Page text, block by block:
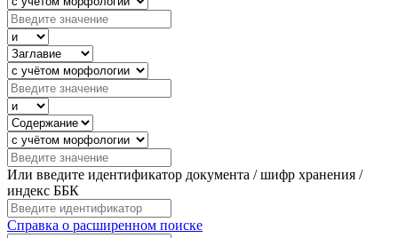
Или введите идентификатор документа / шифр хранения /
индекс ББК
Справка о расширенном поиске